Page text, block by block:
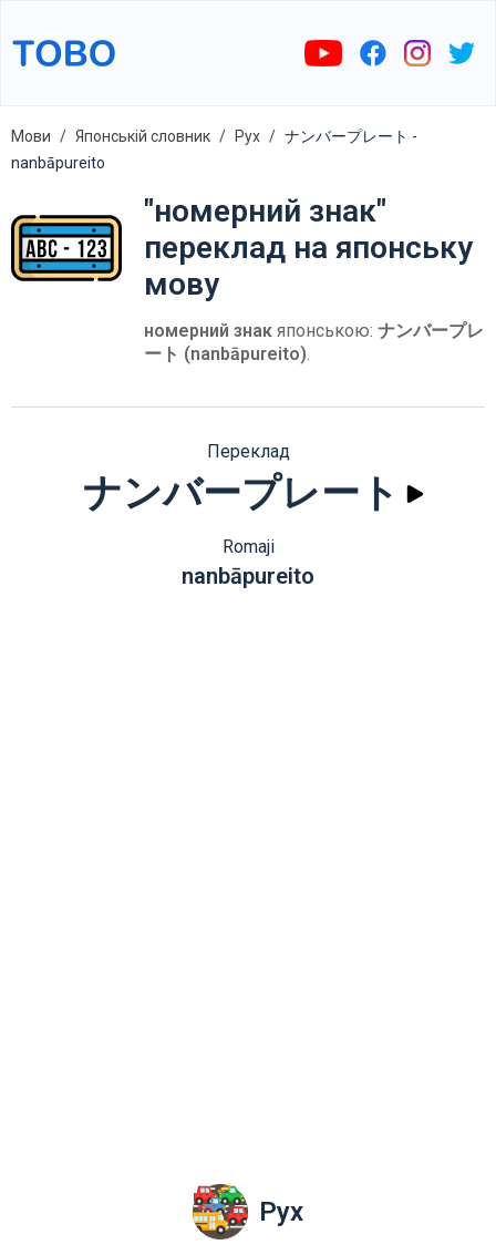
Мови Японській словник Рух
ナンバープレート -
nanbāpureito
"номерний знак"
переклад на японську
мову
номерний знак японською: ナンバープレ
ート (nanbāpureito).
Переклад
ナンバープレート
Romaji
nanbāpureito
Рух